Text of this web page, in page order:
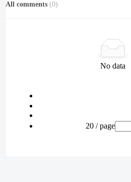
All comments (0)
No data
20 / page